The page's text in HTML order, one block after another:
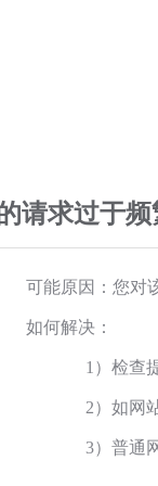
请求过于
可能原因：您对
如何解决：
1）检查
2）如网
3）普通